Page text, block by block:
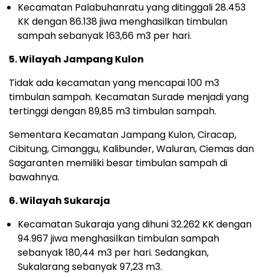
Kecamatan Palabuhanratu yang ditinggali 28.453
KK dengan 86.138 jiwa menghasilkan timbulan
sampah sebanyak 163,66 m3 per hari.
5. Wilayah Jampang Kulon
Tidak ada kecamatan yang mencapai 100 m3
timbulan sampah. Kecamatan Surade menjadi yang
tertinggi dengan 89,85 m3 timbulan sampah.
Sementara Kecamatan Jampang Kulon, Ciracap,
Cibitung, Cimanggu, Kalibunder, Waluran, Ciemas dan
Sagaranten memiliki besar timbulan sampah di
bawahnya.
6. Wilayah Sukaraja
Kecamatan Sukaraja yang dihuni 32.262 KK dengan
94.967 jiwa menghasilkan timbulan sampah
sebanyak 180,44 m3 per hari. Sedangkan,
Sukalarang sebanyak 97,23 m3.